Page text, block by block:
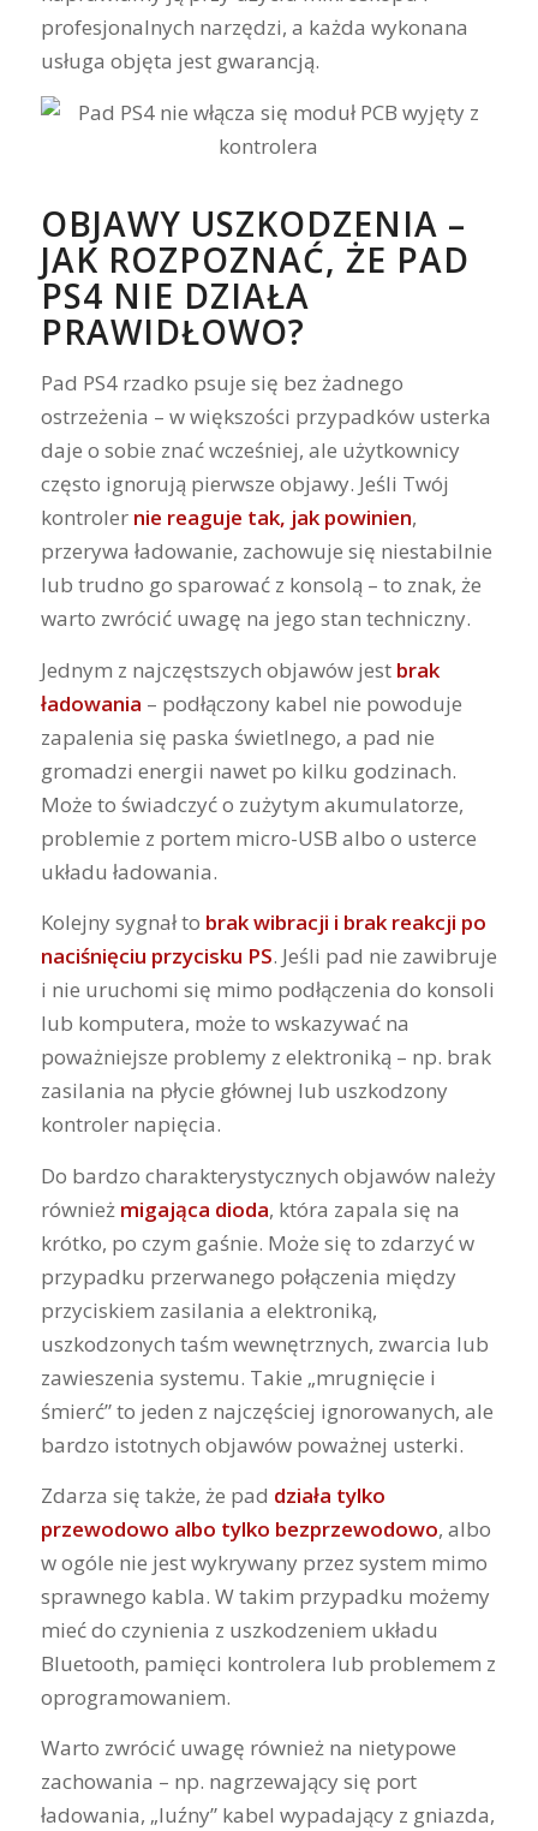
profesjonalnych narzędzi, a każda wykonana
usługa objęta jest gwarancją.
OBJAWY USZKODZENIA –
JAK ROZPOZNAĆ, ŻE PAD
PS4 NIE DZIAŁA
PRAWIDŁOWO?
Pad PS4 rzadko psuje się bez żadnego
ostrzeżenia – w większości przypadków usterka
daje o sobie znać wcześniej, ale użytkownicy
często ignorują pierwsze objawy. Jeśli Twój
kontroler nie reaguje tak, jak powinien,
przerywa ładowanie, zachowuje się niestabilnie
lub trudno go sparować z konsolą – to znak, że
warto zwrócić uwagę na jego stan techniczny.
Jednym z najczęstszych objawów jest brak
ładowania – podłączony kabel nie powoduje
zapalenia się paska świetlnego, a pad nie
gromadzi energii nawet po kilku godzinach.
Może to świadczyć o zużytym akumulatorze,
problemie z portem micro-USB albo o usterce
układu ładowania.
Kolejny sygnał to brak wibracji i brak reakcji po
naciśnięciu przycisku PS. Jeśli pad nie zawibruje
i nie uruchomi się mimo podłączenia do konsoli
lub komputera, może to wskazywać na
poważniejsze problemy z elektroniką – np. brak
zasilania na płycie głównej lub uszkodzony
kontroler napięcia.
Do bardzo charakterystycznych objawów należy
również migająca dioda, która zapala się na
krótko, po czym gaśnie. Może się to zdarzyć w
przypadku przerwanego połączenia między
przyciskiem zasilania a elektroniką,
uszkodzonych taśm wewnętrznych, zwarcia lub
zawieszenia systemu. Takie „mrugnięcie i
śmierć” to jeden z najczęściej ignorowanych, ale
bardzo istotnych objawów poważnej usterki.
Zdarza się także, że pad działa tylko
przewodowo albo tylko bezprzewodowo, albo
w ogóle nie jest wykrywany przez system mimo
sprawnego kabla. W takim przypadku możemy
mieć do czynienia z uszkodzeniem układu
Bluetooth, pamięci kontrolera lub problemem z
oprogramowaniem.
Warto zwrócić uwagę również na nietypowe
zachowania – np. nagrzewający się port
ładowania, „luźny” kabel wypadający z gniazda,